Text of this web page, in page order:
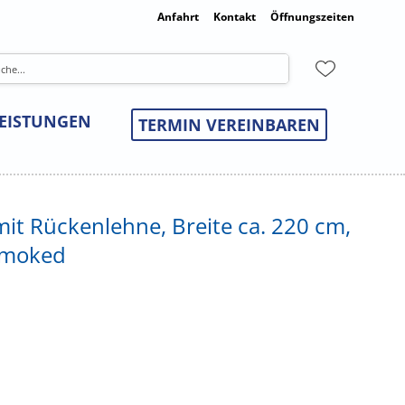
Anfahrt Kontakt Öffnungszeiten
TERMIN VEREINBAREN
Rückenlehne, Breite ca. 220 cm,